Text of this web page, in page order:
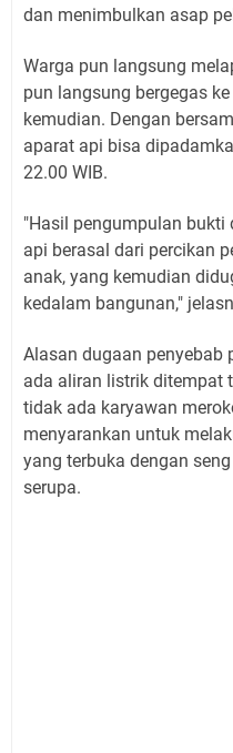
dan menimbulkan asap
Warga pun langsung
pun langsung bergegas
kemudian. Dengan
aparat api bisa
22.00 WIB.
"Hasil pengumpulan bukti
api berasal dari percikan
anak, yang kemudian
kedalam bangunan,"
Alasan dugaan penyebab
ada aliran listrik ditempat
tidak ada karyawan
menyarankan untuk
yang terbuka dengan
serupa.